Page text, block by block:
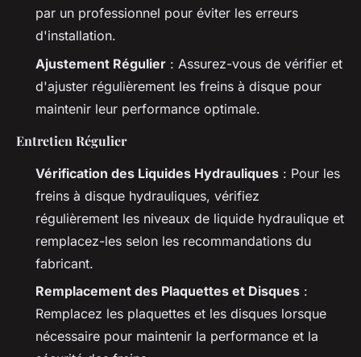
par un professionnel pour éviter les erreurs
d'installation.
Ajustement Régulier : Assurez-vous de vérifier et
d'ajuster régulièrement les freins à disque pour
maintenir leur performance optimale.
Entretien Régulier
Vérification des Liquides Hydrauliques : Pour les
freins à disque hydrauliques, vérifiez
régulièrement les niveaux de liquide hydraulique et
remplacez-les selon les recommandations du
fabricant.
Remplacement des Plaquettes et Disques :
Remplacez les plaquettes et les disques lorsque
nécessaire pour maintenir la performance et la